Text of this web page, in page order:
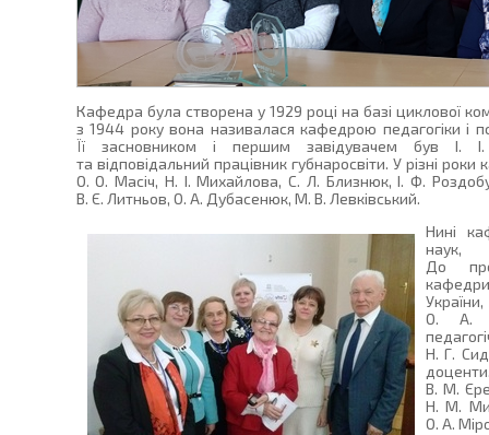
Кафедра була створена у 1929 році на базі циклової
з 1944 року вона називалася кафедрою педагогіки і
Її засновником і першим завідувачем був І. І.
та відповідальний працівник губнаросвіти. У різні
О. О. Масіч, Н. І. Михайлова, С. Л. Близнюк, І. Ф.
В. Є. Литньов, О. А. Дубасенюк, М. В. Левківський.
Нині
наук,
До
О. А.
Н. Г.
В. М.
Н. М.
О. А.